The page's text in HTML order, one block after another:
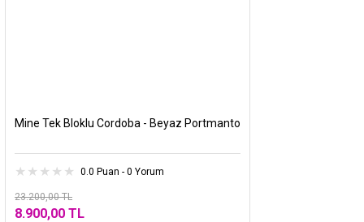
Mine Tek Bloklu Cordoba - Beyaz Portmanto
0.0 Puan - 0 Yorum
23.200,00 TL
8.900,00 TL